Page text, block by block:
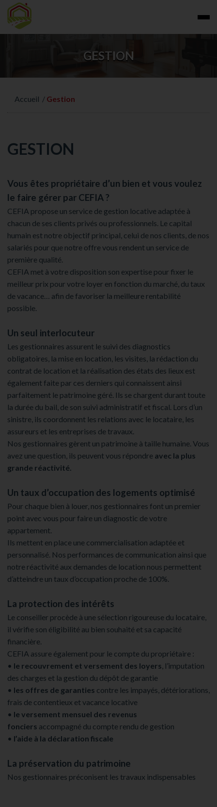
GESTION
Accueil / Gestion
GESTION
Vous êtes propriétaire d’un bien et vous voulez
le faire gérer par CEFIA ?
CEFIA propose un service de gestion locative adaptée à
chacun de ses clients privés ou professionnels. Le capital
humain est notre objectif principal, celui de nos clients, de nos
salariés pour que notre offre vous rendent un service de
première qualité.
CEFIA met à votre disposition son expertise pour fixer le
meilleur prix pour votre loyer en fonction du marché, du taux
de vacance… afin de favoriser la meilleure rentabilité
possible.
Un seul interlocuteur
Les gestionnaires assurent le suivi des diagnostics
obligatoires, la mise en location, les visites, la rédaction du
contrat de location et la réalisation des états des lieux est
également faite par ces derniers qui connaissent ainsi
parfaitement le patrimoine géré. Ils se chargent durant toute
la durée du bail, de son suivi administratif et fiscal. Lors d’un
sinistre, ils coordonnent les relations avec le locataire, les
assureurs et les entreprises de travaux.
Nos gestionnaires gèrent un patrimoine à taille humaine. Vous
avez une question, ils peuvent vous répondre avec la plus
grande réactivité.
Un taux d’occupation des logements optimisé
Pour chaque bien à louer, nos gestionnaires font un premier
point avec vous pour faire un diagnostic de votre
appartement.
Ils mettent en place une commercialisation adaptée et
personnalisé. Nos performances de communication ainsi que
notre réactivité aux demandes de location nous permettent
d’atteindre un taux d’occupation proche de 100%.
La protection des intérêts
Le conseiller procède à une sélection rigoureuse du locataire,
il vérifie son éligibilité au bien souhaité et sa capacité
financière.
CEFIA assure également pour le compte du propriétaire :
• le recouvrement et versement des loyers, l’imputation
des charges et la gestion du dépôt de garantie
• les offres de garanties contre les impayés, détériorations,
frais de contentieux et vacance locative
• le versement mensuel des revenus
fonciers accompagné du compte rendu de gestion
• l’aide à la déclaration fiscale
La préservation du patrimoine
Nos gestionnaires préconisent les travaux indispensables